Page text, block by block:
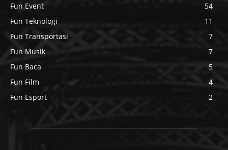
Fun Event
54
Fun Teknologi
11
Fun Transportasi
7
Fun Musik
7
Fun Baca
5
Fun Film
4
Fun Esport
2